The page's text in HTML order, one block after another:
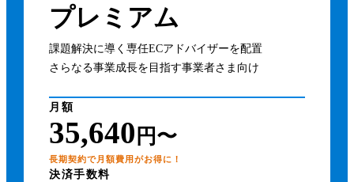
プレミアム
課題解決に導く専任ECアドバイザーを配置
さらなる事業成長を目指す事業者さま向け
月額
35,640 円〜
長期契約で月額費用がお得に！
決済手数料